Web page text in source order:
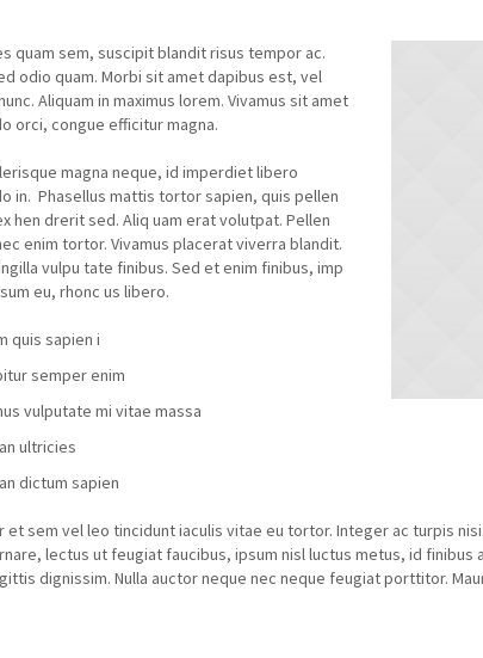
quam sem, suscipit blandit risus tempor ac.
odio quam. Morbi sit amet dapibus est, vel
Aliquam in maximus lorem. Vivamus sit amet
orci, congue efficitur magna.
magna neque, id imperdiet libero
in. Phasellus mattis tortor sapien, quis pellen
hen drerit sed. Aliq uam erat volutpat. Pellen
enim tortor. Vivamus placerat viverra blandit.
vulpu tate finibus. Sed et enim finibus, imp
eu, rhonc us libero.
quis sapien i
semper enim
vulputate mi vitae massa
ultricies
dictum sapien
et sem vel leo tincidunt iaculis vitae eu tortor. Integer ac turpis
lectus ut feugiat faucibus, ipsum nisl luctus metus, id finibus
dignissim. Nulla auctor neque nec neque feugiat porttitor.